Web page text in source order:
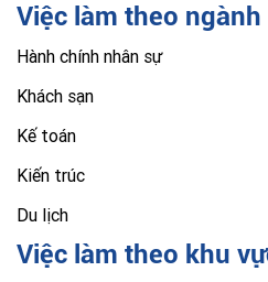
Việc làm theo ngành
Hành chính nhân sự
Khách sạn
Kế toán
Kiến trúc
Du lịch
Việc làm theo khu